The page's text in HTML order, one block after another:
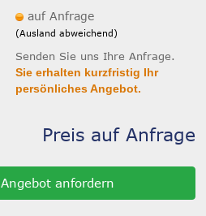
auf Anfrage
(Ausland abweichend)
Senden Sie uns Ihre Anfrage.
Sie erhalten kurzfristig Ihr
persönliches Angebot.
Preis auf Anfrage
Angebot anfordern